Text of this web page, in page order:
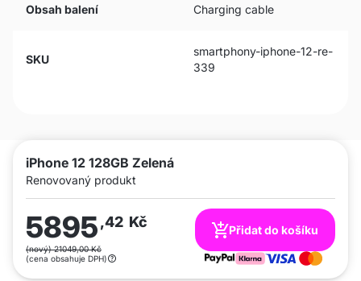
iPhone 12 128GB Zelená
Renovovaný produkt
5895,42 Kč
(nový) 21049,00 Kč
(cena obsahuje DPH)
Přidat do košíku
Obsah balení Charging cable
SKU
smartphony-iphone-12-re-
339